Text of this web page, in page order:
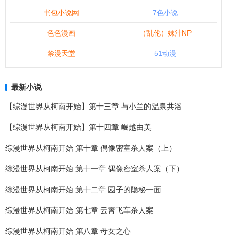
书包小说网 7色小说
色色漫画 （乱伦）妹汁NP
禁漫天堂 51动漫
最新小说
【综漫世界从柯南开始】第十三章 与小兰的温泉共浴
【综漫世界从柯南开始】第十四章 崛越由美
综漫世界从柯南开始 第十章 偶像密室杀人案（上）
综漫世界从柯南开始 第十一章 偶像密室杀人案（下）
综漫世界从柯南开始 第十二章 园子的隐秘一面
综漫世界从柯南开始 第七章 云霄飞车杀人案
综漫世界从柯南开始 第八章 母女之心